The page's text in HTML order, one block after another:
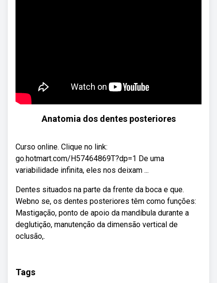
Anatomia dos dentes posteriores
Curso online. Clique no link:
go.hotmart.com/H57464869T?dp=1 De uma
variabilidade infinita, eles nos deixam ...
Dentes situados na parte da frente da boca e que.
Webno se, os dentes posteriores têm como funções:
Mastigação, ponto de apoio da mandíbula durante a
deglutição, manutenção da dimensão vertical de
oclusão,.
Tags